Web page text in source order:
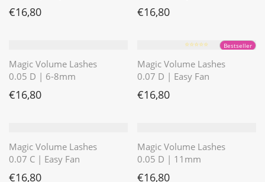
€16,80 €16,80
Magic Volume Lashes
0.05 D | 6-8mm
€16,80
Bestseller
⭐️⭐️⭐️⭐️⭐️
Magic Volume Lashes
0.07 D | Easy Fan
€16,80
Magic Volume Lashes
0.07 C | Easy Fan
€16,80
Magic Volume Lashes
0.05 D | 11mm
€16,80